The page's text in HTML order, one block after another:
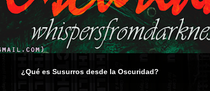
¿Qué es Susurros desde la Oscuridad?